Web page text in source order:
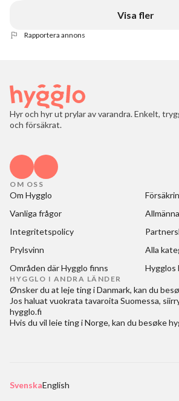
Visa fler
Rapportera annons
Hyr och hyr ut prylar av varandra. Enkelt,
och försäkrat.
OM OSS
Om Hygglo
Vanliga frågor
Integritetspolicy
Prylsvinn
Alla
Områden där Hygglo finns
Hygglos
HYGGLO I ANDRA LÄNDER
Ønsker du at leje ting i Danmark, kan du
Jos haluat vuokrata tavaroita Suomessa,
hygglo.fi
Hvis du vil leie ting i Norge, kan du besøke
SvenskaEnglish